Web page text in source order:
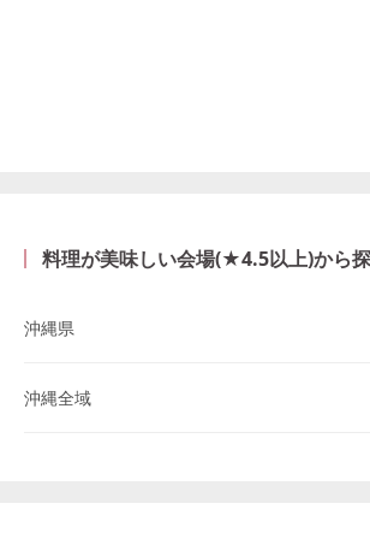
料理が美味しい会場(★4.5以上)から
沖縄県
沖縄全域